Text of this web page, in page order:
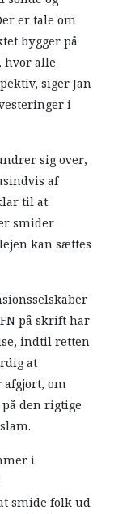
er tale om
bygger på
hvor alle
siger Jan
i
sig over,
af
til at
smider
kan sættes
på skrift har
indtil retten
at
afgjort, om
den rigtige
i
smide folk ud